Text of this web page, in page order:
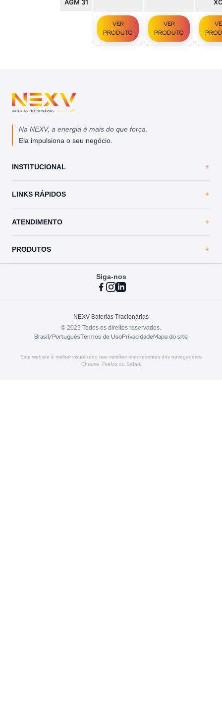
AGM 31
VER
PRODUTO
VER
PRODUTO
Na NEXV, a energia é mais do que força.
Ela impulsiona o seu negócio.
INSTITUCIONAL
Trabalhe Conosco
LINKS RÁPIDOS
Contato
ATENDIMENTO
Assistência técnica
PRODUTOS
Modelos TNE
Siga-nos
NEXV Baterias Tracionárias
© 2025 Todos os direitos reservados.
Brasil/PortuguêsTermos de UsoPrivacidadeMapa do site
Este website é melhor visualizado nas versões mais recentes dos navegadores
Chrome, Firefox ou Safari.